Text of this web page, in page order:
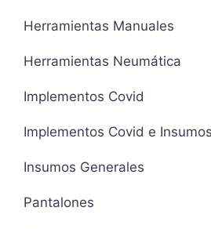
Herramientas Manuales
Herramientas Neumática
Implementos Covid
Implementos Covid e
Insumos Generales
Pantalones